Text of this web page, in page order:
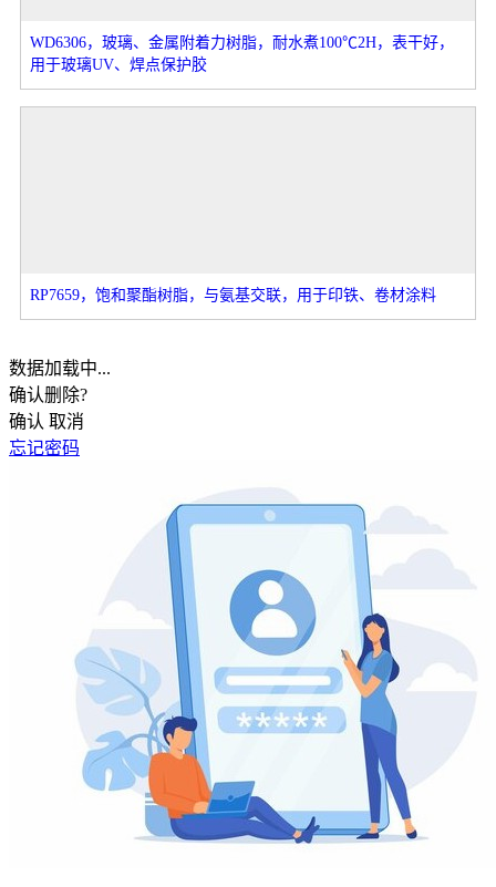
WD6306，玻璃、金属附着力树脂，耐水煮100℃2H，表干好，
用于玻璃UV、焊点保护胶
RP7659，饱和聚酯树脂，与氨基交联，用于印铁、卷材涂料
数据加载中...
确认删除?
确认 取消
忘记密码